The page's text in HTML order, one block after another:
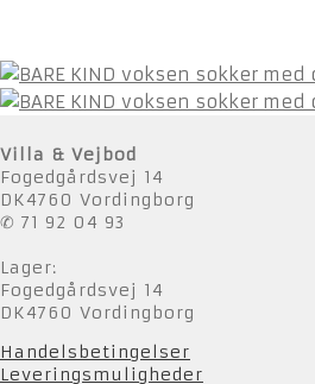
Villa & Vejbod
Fogedgårdsvej 14
DK4760 Vordingborg
✆ 71 92 04 93
Lager:
Fogedgårdsvej 14
DK4760 Vordingborg
Handelsbetingelser
Leveringsmuligheder